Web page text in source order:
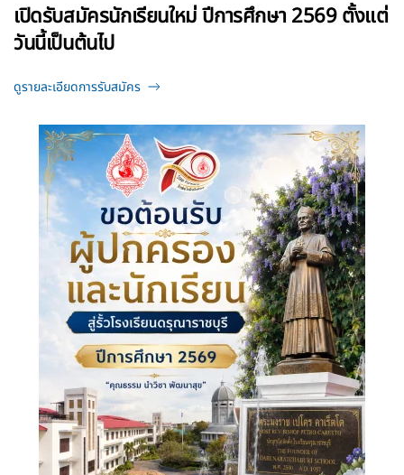
เปิดรับสมัครนักเรียนใหม่ ปีการศึกษา 2569 ตั้งแต่
วันนี้เป็นต้นไป
ดูรายละเอียดการรับสมัคร